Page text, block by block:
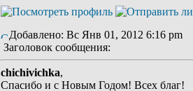
Добавлено: Вс Янв 01, 2012 6:16 pm
Заголовок сообщения:
chichivichka,
Спасибо и с Новым Годом! Всех благ!